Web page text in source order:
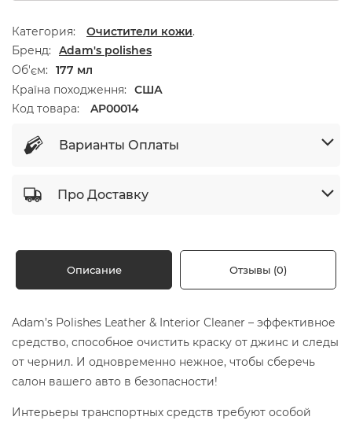
Категория: Очистители кожи.
Бренд
Adam's polishes
Об'єм
177 мл
Країна походження
США
Код товара:
AP00014
Варианты Оплаты
Про Доставку
Описание Отзывы (0)
Adam’s Polishes Leather & Interior Cleaner – эффективное
средство, способное очистить краску от джинс и следы
от чернил. И одновременно нежное, чтобы сберечь
салон вашего авто в безопасности!
Интерьеры транспортных средств требуют особой